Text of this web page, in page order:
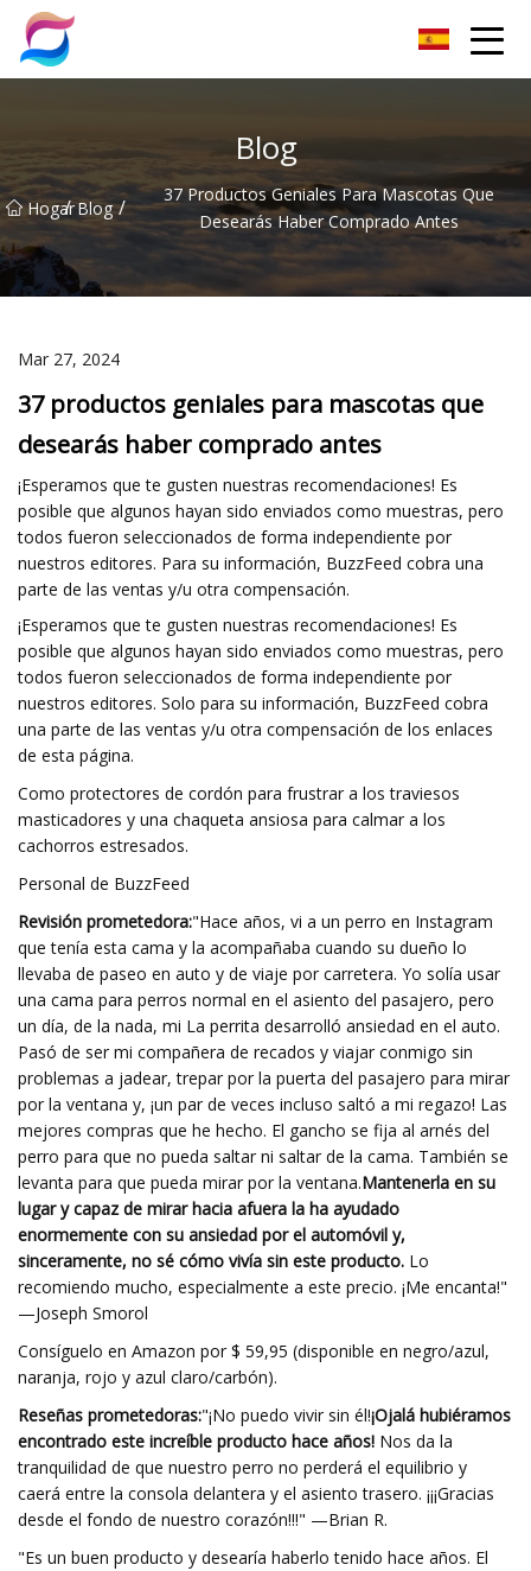
Grupo Co., Ltd de arena para gatos de Nanchang
Blog
Hogar
/ Blog /
37 Productos Geniales Para Mascotas Que
Desearás Haber Comprado Antes
Mar 27, 2024
37 productos geniales para mascotas que
desearás haber comprado antes
¡Esperamos que te gusten nuestras recomendaciones! Es
posible que algunos hayan sido enviados como muestras, pero
todos fueron seleccionados de forma independiente por
nuestros editores. Para su información, BuzzFeed cobra una
parte de las ventas y/u otra compensación.
¡Esperamos que te gusten nuestras recomendaciones! Es
posible que algunos hayan sido enviados como muestras, pero
todos fueron seleccionados de forma independiente por
nuestros editores. Solo para su información, BuzzFeed cobra
una parte de las ventas y/u otra compensación de los enlaces
de esta página.
Como protectores de cordón para frustrar a los traviesos
masticadores y una chaqueta ansiosa para calmar a los
cachorros estresados.
Personal de BuzzFeed
Revisión prometedora:"Hace años, vi a un perro en Instagram
que tenía esta cama y la acompañaba cuando su dueño lo
llevaba de paseo en auto y de viaje por carretera. Yo solía usar
una cama para perros normal en el asiento del pasajero, pero
un día, de la nada, mi La perrita desarrolló ansiedad en el auto.
Pasó de ser mi compañera de recados y viajar conmigo sin
problemas a jadear, trepar por la puerta del pasajero para mirar
por la ventana y, ¡un par de veces incluso saltó a mi regazo! Las
mejores compras que he hecho. El gancho se fija al arnés del
perro para que no pueda saltar ni saltar de la cama. También se
levanta para que pueda mirar por la ventana.Mantenerla en su
lugar y capaz de mirar hacia afuera la ha ayudado
enormemente con su ansiedad por el automóvil y,
sinceramente, no sé cómo vivía sin este producto. Lo
recomiendo mucho, especialmente a este precio. ¡Me encanta!"
—Joseph Smorol
Consíguelo en Amazon por $ 59,95 (disponible en negro/azul,
naranja, rojo y azul claro/carbón).
Reseñas prometedoras:"¡No puedo vivir sin él!¡Ojalá hubiéramos
encontrado este increíble producto hace años! Nos da la
tranquilidad de que nuestro perro no perderá el equilibrio y
caerá entre la consola delantera y el asiento trasero. ¡¡¡Gracias
desde el fondo de nuestro corazón!!!" —Brian R.
"Es un buen producto y desearía haberlo tenido hace años. El